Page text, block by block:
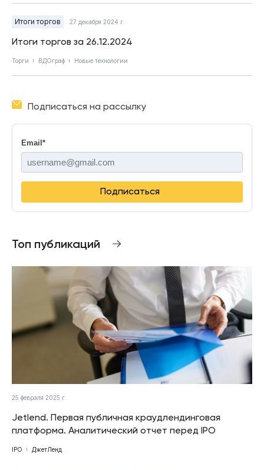
Итоги торгов 27 декабря 2024 г.
Итоги торгов за 26.12.2024
Торги ВДОграф Новые технологии
Подписаться на рассылку
Email *
Подписаться
Топ публикаций
25 февраля 2025 г.
Jetlend. Первая публичная краудлендинговая
платформа. Аналитический отчет перед IPO
IPO ДжетЛенд